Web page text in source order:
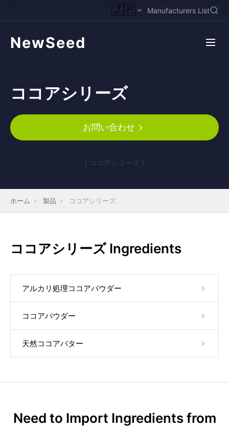
🇯🇵 Manufacturers List
NewSeed
ココアシリーズ
お問い合わせ
[ ココアシリーズ ]
ホーム › 製品 › ココアシリーズ
ココアシリーズ Ingredients
アルカリ処理ココアパウダー
ココアパウダー
天然ココアバター
Need to Import Ingredients from